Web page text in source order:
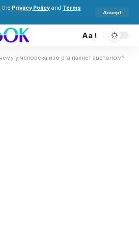
the Privacy Policy and Terms
Accept
Aa
у человека изо рта пахнет ацетоном?